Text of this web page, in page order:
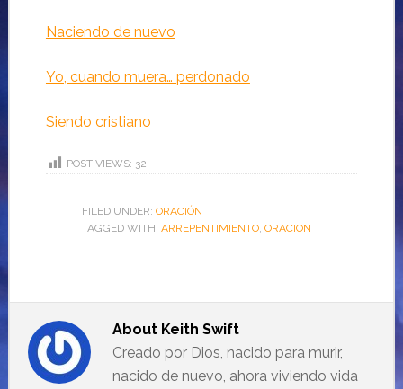
Naciendo de nuevo
Yo, cuando muera… perdonado
Siendo cristiano
POST VIEWS: 32
FILED UNDER: ORACIÓN
TAGGED WITH: ARREPENTIMIENTO, ORACION
About Keith Swift
Creado por Dios, nacido para murir,
nacido de nuevo, ahora viviendo vida